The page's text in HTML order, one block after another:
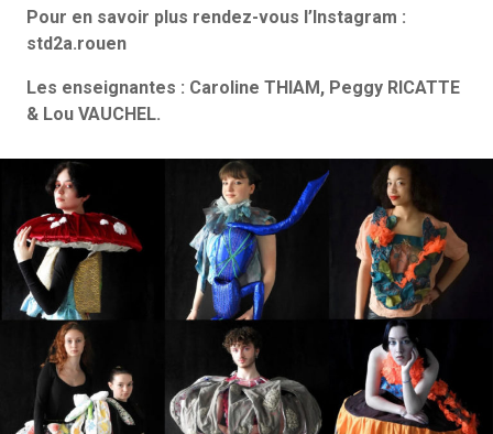
Pour en savoir plus rendez-vous l’Instagram :
std2a.rouen
Les enseignantes : Caroline THIAM, Peggy RICATTE
& Lou VAUCHEL.